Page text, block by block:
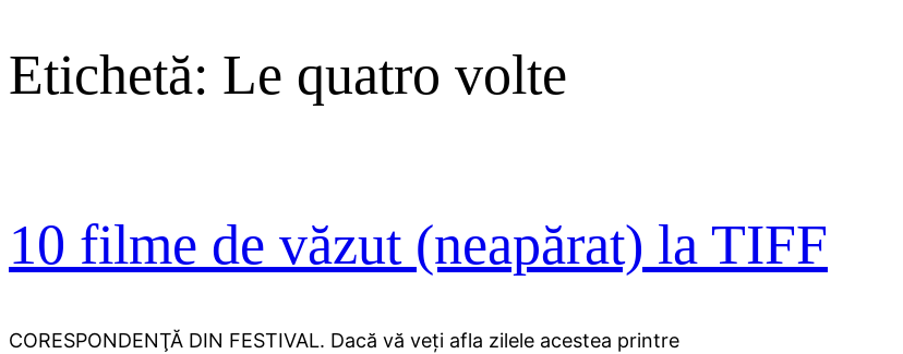
Etichetă: Le quatro volte
10 filme de văzut (neapărat) la TIFF
CORESPONDENŢĂ DIN FESTIVAL. Dacă vă veţi afla zilele acestea printre